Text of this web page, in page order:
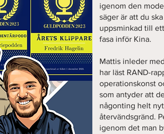
igenom den
säger är att du
uppsminkad till
fasa inför Kina.
Mattis inleder
har läst RAND-
operationskonst
som antyder att
någonting helt
återvändsgränd.
igenom det man